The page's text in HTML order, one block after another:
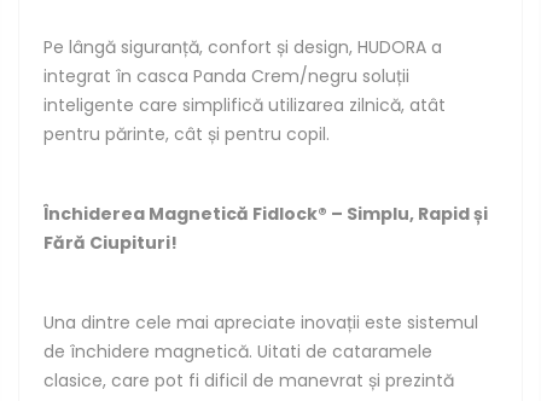
Pe lângă siguranță, confort și design, HUDORA a
integrat în casca Panda Crem/negru soluții
inteligente care simplifică utilizarea zilnică, atât
pentru părinte, cât și pentru copil.
Închiderea Magnetică Fidlock® – Simplu, Rapid și
Fără Ciupituri!
Una dintre cele mai apreciate inovații este sistemul
de închidere magnetică. Uitati de cataramele
clasice, care pot fi dificil de manevrat și prezintă